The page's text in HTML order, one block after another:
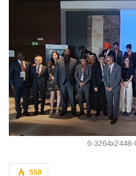
0-
558